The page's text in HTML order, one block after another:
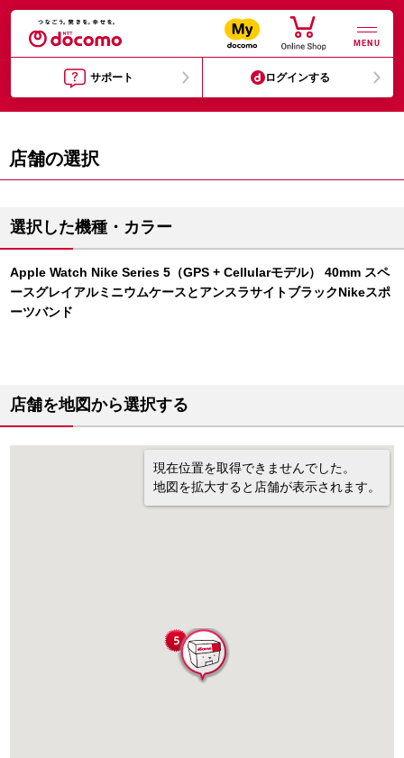
MENU
サポート ログインする
店舗の選択
選択した機種・カラー
Apple Watch Nike Series 5（GPS + Cellularモデル） 40mm スペ
ースグレイアルミニウムケースとアンスラサイトブラックNikeスポ
ーツバンド
店舗を地図から選択する
現在位置を取得できませんでした。
地図を拡大すると店舗が表示されます。